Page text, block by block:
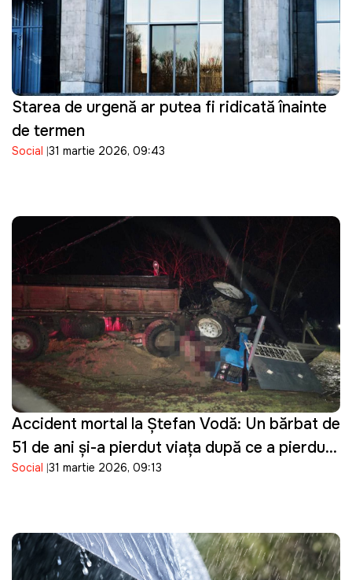
Starea de urgență ar putea fi ridicată înainte
de termen
Social 31 martie 2026, 09:43
Accident mortal la Ștefan Vodă: Un bărbat de
51 de ani și-a pierdut viața după ce a pierdut
controlul asupra tractorului pe care îl
Social 31 martie 2026, 09:13